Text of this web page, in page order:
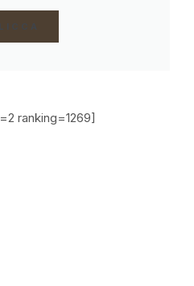
ranking=1269]